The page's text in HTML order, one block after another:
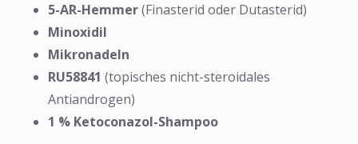
5-AR-Hemmer(Finasterid oder Dutasterid)
Minoxidil
Mikronadeln
RU58841 (topisches nicht-steroidales
Antiandrogen)
1 % Ketoconazol-Shampoo